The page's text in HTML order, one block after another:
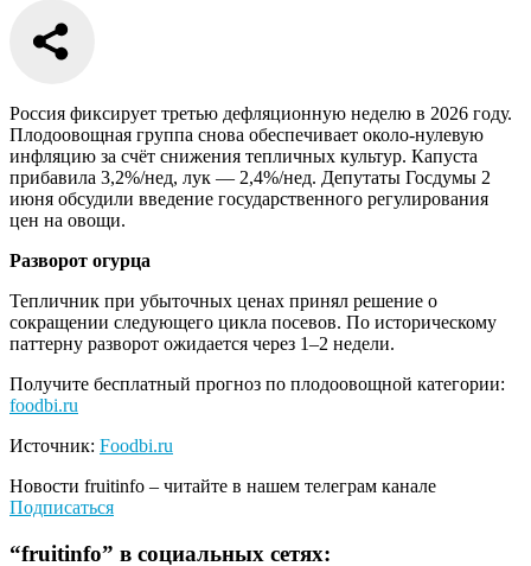
Россия фиксирует третью дефляционную неделю в 2026 году.
Плодоовощная группа снова обеспечивает около-нулевую
инфляцию за счёт снижения тепличных культур. Капуста
прибавила 3,2%/нед, лук — 2,4%/нед. Депутаты Госдумы 2
июня обсудили введение государственного регулирования
цен на овощи.
Разворот огурца
Тепличник при убыточных ценах принял решение о
сокращении следующего цикла посевов. По историческому
паттерну разворот ожидается через 1–2 недели.
Получите бесплатный прогноз по плодоовощной категории:
foodbi.ru
Источник: Foodbi.ru
Новости fruitinfo – читайте в нашем телеграм канале
Подписаться
“fruitinfo” в социальных сетях: